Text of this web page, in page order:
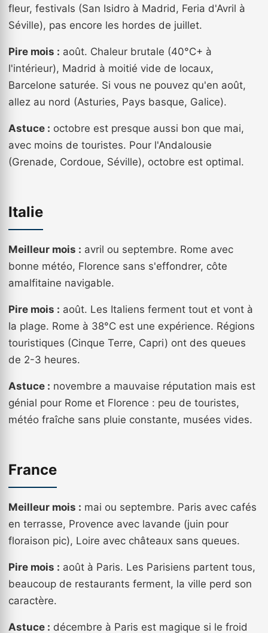
fleur, festivals (San Isidro à Madrid, Feria d'Avril à
Séville), pas encore les hordes de juillet.
Pire mois : août. Chaleur brutale (40°C+ à
l'intérieur), Madrid à moitié vide de locaux,
Barcelone saturée. Si vous ne pouvez qu'en août,
allez au nord (Asturies, Pays basque, Galice).
Astuce : octobre est presque aussi bon que mai,
avec moins de touristes. Pour l'Andalousie
(Grenade, Cordoue, Séville), octobre est optimal.
Italie
Meilleur mois : avril ou septembre. Rome avec
bonne météo, Florence sans s'effondrer, côte
amalfitaine navigable.
Pire mois : août. Les Italiens ferment tout et vont à
la plage. Rome à 38°C est une expérience. Régions
touristiques (Cinque Terre, Capri) ont des queues
de 2-3 heures.
Astuce : novembre a mauvaise réputation mais est
génial pour Rome et Florence : peu de touristes,
météo fraîche sans pluie constante, musées vides.
France
Meilleur mois : mai ou septembre. Paris avec cafés
en terrasse, Provence avec lavande (juin pour
floraison pic), Loire avec châteaux sans queues.
Pire mois : août à Paris. Les Parisiens partent tous,
beaucoup de restaurants ferment, la ville perd son
caractère.
Astuce : décembre à Paris est magique si le froid